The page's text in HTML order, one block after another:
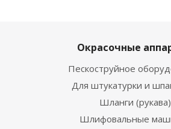
Окрасочные
Пескоструйное
Для штукатурки и
Шланги (рукава)
Шлифовальные